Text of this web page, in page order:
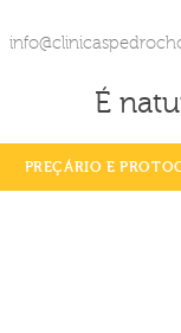
É
PREÇÁRIO E